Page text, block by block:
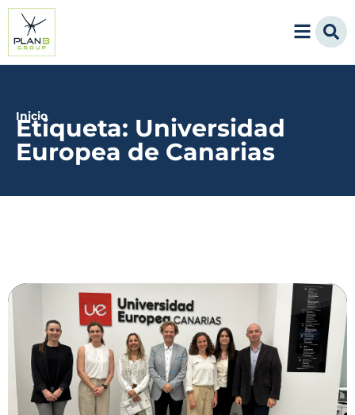
Inicio
Etiqueta: Universidad
Europea de Canarias